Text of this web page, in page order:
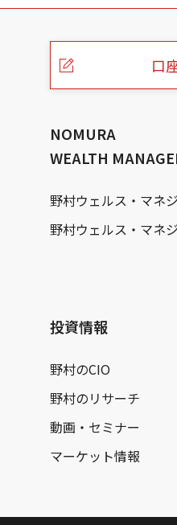
こ
口
NOMURA
WEALTH
野村ウェルス・マネ
野村ウェルス・マネ
投資情報
野村のCIO
野村のリサーチ
動画・セミナー
マーケット情報